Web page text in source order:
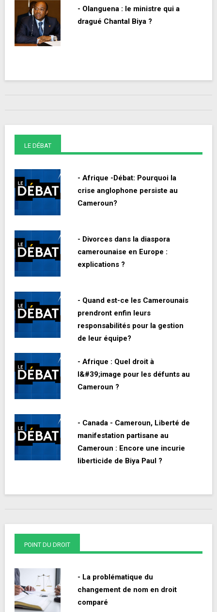
- Olanguena : le ministre qui a
dragué Chantal Biya ?
LE DÉBAT
- Afrique -Débat: Pourquoi la
crise anglophone persiste au
Cameroun?
- Divorces dans la diaspora
camerounaise en Europe :
explications ?
- Quand est-ce les Camerounais
prendront enfin leurs
responsabilités pour la gestion
de leur équipe?
- Afrique : Quel droit à
l&#39;image pour les défunts au
Cameroun ?
- Canada - Cameroun, Liberté de
manifestation partisane au
Cameroun : Encore une incurie
liberticide de Biya Paul ?
POINT DU DROIT
- La problématique du
changement de nom en droit
comparé